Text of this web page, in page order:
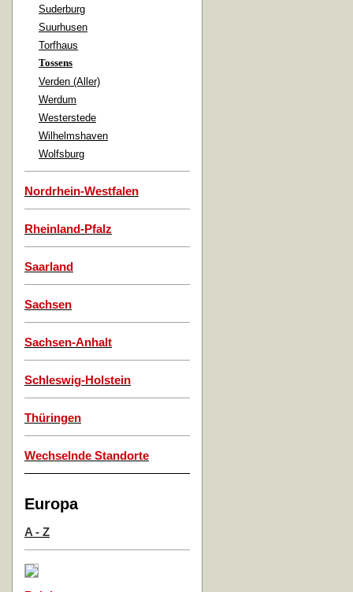
Suderburg
Suurhusen
Torfhaus
Tossens
Verden (Aller)
Werdum
Westerstede
Wilhelmshaven
Wolfsburg
Nordrhein-Westfalen
Rheinland-Pfalz
Saarland
Sachsen
Sachsen-Anhalt
Schleswig-Holstein
Thüringen
Wechselnde Standorte
Europa
A - Z